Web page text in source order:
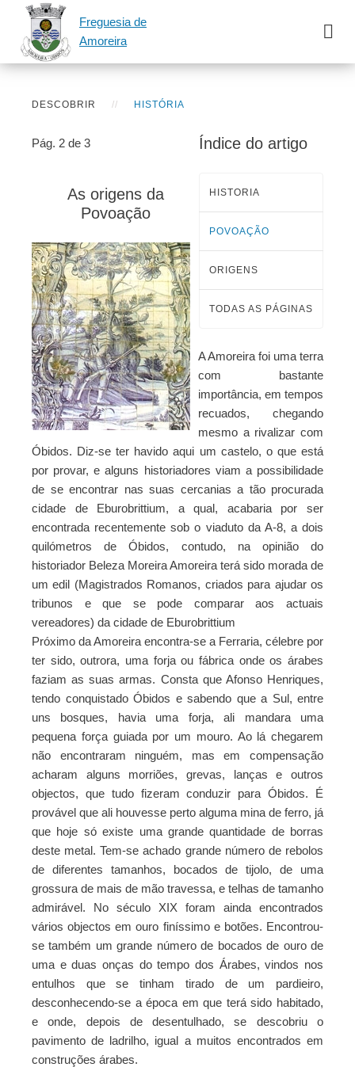
Freguesia de
Amoreira
DESCOBRIR HISTÓRIA
Índice do artigo
HISTORIA
POVOAÇÃO
ORIGENS
TODAS AS PÁGINAS
Pág. 2 de 3
As origens da
Povoação
A Amoreira foi uma terra
com bastante
importância, em tempos
recuados, chegando
mesmo a rivalizar com
Óbidos. Diz-se ter havido aqui um castelo, o que está
por provar, e alguns historiadores viam a possibilidade
de se encontrar nas suas cercanias a tão procurada
cidade de Eburobrittium, a qual, acabaria por ser
encontrada recentemente sob o viaduto da A-8, a dois
quilómetros de Óbidos, contudo, na opinião do
historiador Beleza Moreira Amoreira terá sido morada de
um edil (Magistrados Romanos, criados para ajudar os
tribunos e que se pode comparar aos actuais
vereadores) da cidade de Eburobrittium
Próximo da Amoreira encontra-se a Ferraria, célebre por
ter sido, outrora, uma forja ou fábrica onde os árabes
faziam as suas armas. Consta que Afonso Henriques,
tendo conquistado Óbidos e sabendo que a Sul, entre
uns bosques, havia uma forja, ali mandara uma
pequena força guiada por um mouro. Ao lá chegarem
não encontraram ninguém, mas em compensação
acharam alguns morriões, grevas, lanças e outros
objectos, que tudo fizeram conduzir para Óbidos. É
provável que ali houvesse perto alguma mina de ferro, já
que hoje só existe uma grande quantidade de borras
deste metal. Tem-se achado grande número de rebolos
de diferentes tamanhos, bocados de tijolo, de uma
grossura de mais de mão travessa, e telhas de tamanho
admirável. No século XIX foram ainda encontrados
vários objectos em ouro finíssimo e botões. Encontrou-
se também um grande número de bocados de ouro de
uma e duas onças do tempo dos Árabes, vindos nos
entulhos que se tinham tirado de um pardieiro,
desconhecendo-se a época em que terá sido habitado,
e onde, depois de desentulhado, se descobriu o
pavimento de ladrilho, igual a muitos encontrados em
construções árabes.